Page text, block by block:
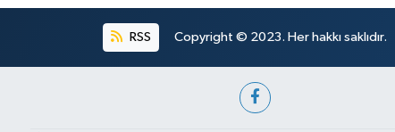
RSS Copyright © 2023. Her hakkı saklıdır.